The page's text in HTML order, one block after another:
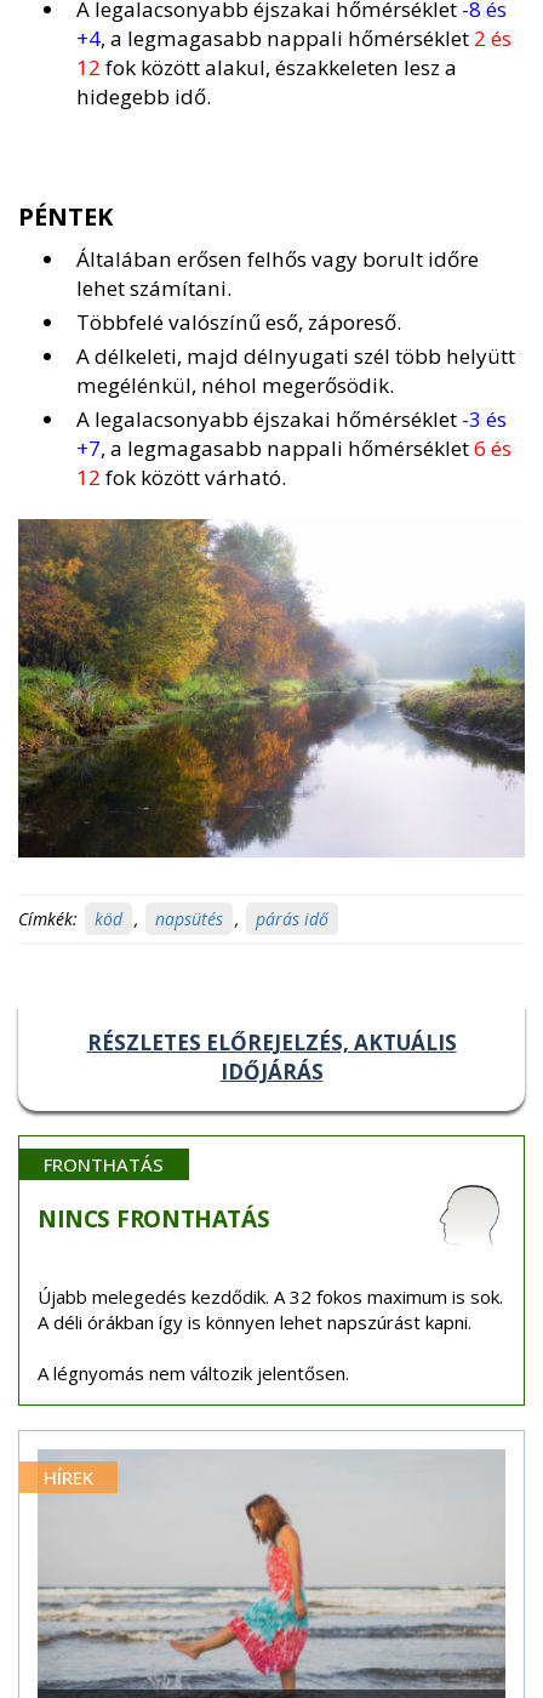
A legalacsonyabb éjszakai hőmérséklet -8 és
+4, a legmagasabb nappali hőmérséklet 2 és
12 fok között alakul, északkeleten lesz a
hidegebb idő.
PÉNTEK
Általában erősen felhős vagy borult időre
lehet számítani.
Többfelé valószínű eső, záporeső.
A délkeleti, majd délnyugati szél több helyütt
megélénkül, néhol megerősödik.
A legalacsonyabb éjszakai hőmérséklet -3 és
+7, a legmagasabb nappali hőmérséklet6 és
12 fok között várható.
Címkék: köd , napsütés , párás idő
RÉSZLETES ELŐREJELZÉS, AKTUÁLIS
IDŐJÁRÁS
FRONTHATÁS
NINCS FRONTHATÁS
Újabb melegedés kezdődik. A 32 fokos maximum is sok.
A déli órákban így is könnyen lehet napszúrást kapni.
A légnyomás nem változik jelentősen.
HÍREK